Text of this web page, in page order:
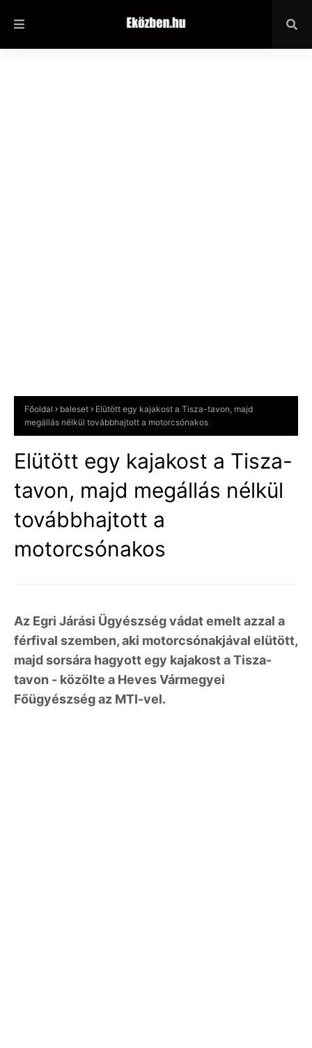
Főoldal baleset
Elütött egy kajakost a Tisza-tavon, majd
megállás nélkül továbbhajtott a motorcsónakos
Elütött egy kajakost a Tisza-
tavon, majd megállás nélkül
továbbhajtott a
motorcsónakos
Az Egri Járási Ügyészség vádat emelt azzal a
férfival szemben, aki motorcsónakjával elütött,
majd sorsára hagyott egy kajakost a Tisza-
tavon - közölte a Heves Vármegyei
Főügyészség az MTI-vel.